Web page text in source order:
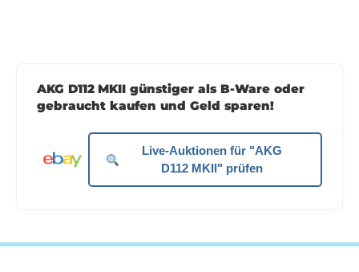
AKG D112 MKII günstiger als B-Ware oder
gebraucht kaufen und Geld sparen!
Live-Auktionen für "AKG
D112 MKII" prüfen